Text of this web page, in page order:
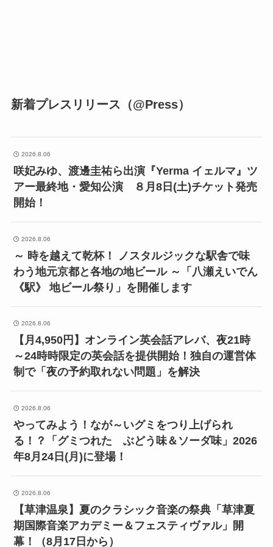
新着プレスリリース（@Press）
2026.8.06
咲妃みゆ、渡邊圭祐ら出演『Yerma イェルマ』ツ
アー最終地・愛知公演 ８月8日(土)チケット発売
開始！
2026.8.06
～ 時を越えて乾杯！ ノスタルジックな駅舎で味
わう地元京都と各地の地ビール ～「八瀬えいでん
《駅》 地ビール祭り」を開催します
2026.8.06
【月4,950円】オンライン英会話アレバ、夜21時
～24時時限定の英会話を提供開始！独自の運営体
制で「夜の予約取れない問題」を解決
2026.8.06
やってみよう！なが～いグミをつり上げられ
る！？「グミつれた ぶどう味＆ソーダ味」2026
年8月24日(月)に登場！
2026.8.06
【草津温泉】夏のクラシック音楽の祭典「草津夏
期国際音楽アカデミー＆フェスティヴァル」開
幕！（8月17日から）